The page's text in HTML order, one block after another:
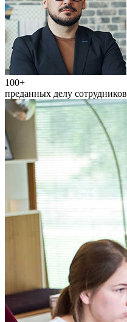
100+
преданных делу сотрудников